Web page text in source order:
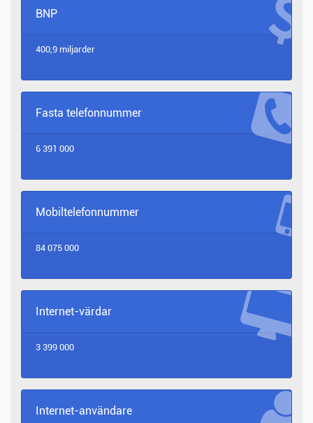
BNP
400,9 miljarder
Fasta telefonnummer
6 391 000
Mobiltelefonnummer
84 075 000
Internet-värdar
3 399 000
Internet-användare